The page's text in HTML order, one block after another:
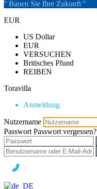
'' Bauen Sie Ihre Zukunft ''
EUR
US Dollar
EUR
VERSUCHEN
Britisches Pfund
REIBEN
Toravilla
Anmeldung
Nutzername
Passwort Passwort vergessen?